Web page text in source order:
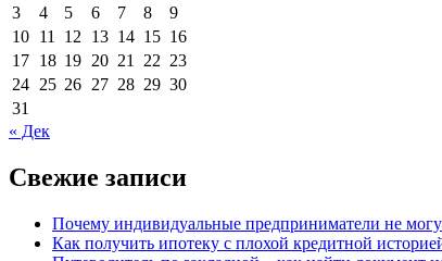
3
4 5 6 7 8
9
10 11 12 13 14 15 16
17 18 19 20 21 22 23
24 25 26 27 28 29 30
31
« Дек
Свежие записи
Почему индивидуальные предприниматели не
Как получить ипотеку с плохой кредитной